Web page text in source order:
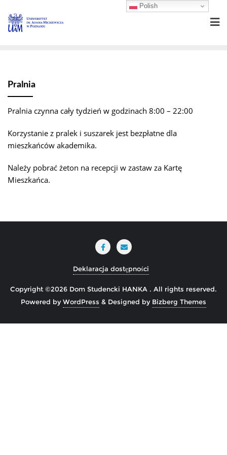
content
Pralnia
Pralnia czynna cały tydzień w godzinach 8:00 – 22:00
Korzystanie z pralek i suszarek jest bezpłatne dla
mieszkańców akademika.
Należy pobrać żeton na recepcji w zastaw za Kartę
Mieszkańca.
Deklaracja dostępności
Copyright ©2026 Dom Studencki HANKA . All rights reserved.
Powered byWordPress & Designed by Bizberg Themes
Polish